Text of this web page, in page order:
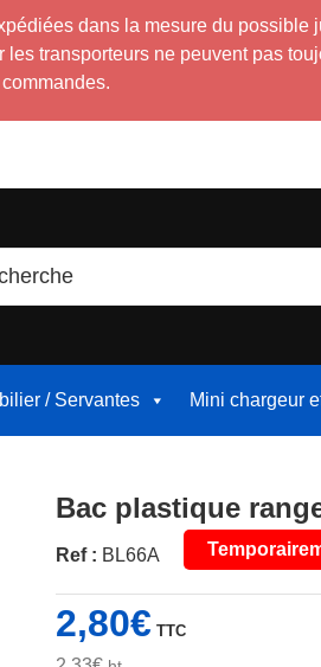
dans la mesure du possible
les transporteurs ne peuvent pas
commandes.
/ Servantes Mini chargeur
Bac plastique
Ref : BL66A
2,80€ TTC